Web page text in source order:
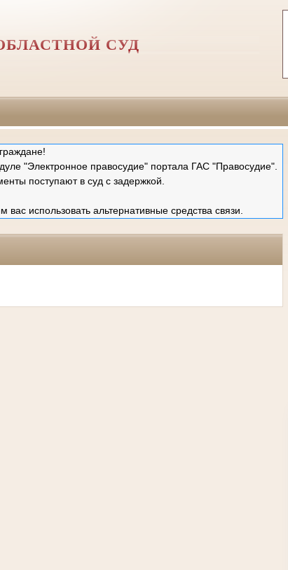
СУД
"Электронное правосудие" портала ГАС "Правосудие".
поступают в суд с задержкой.
использовать альтернативные средства связи.